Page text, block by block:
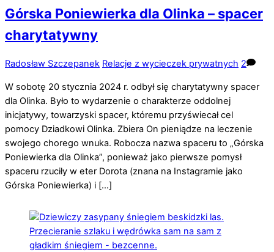
Górska Poniewierka dla Olinka – spacer
charytatywny
Radosław Szczepanek Relacje z wycieczek prywatnych 2
W sobotę 20 stycznia 2024 r. odbył się charytatywny spacer
dla Olinka. Było to wydarzenie o charakterze oddolnej
inicjatywy, towarzyski spacer, któremu przyświecał cel
pomocy Dziadkowi Olinka. Zbiera On pieniądze na leczenie
swojego chorego wnuka. Robocza nazwa spaceru to „Górska
Poniewierka dla Olinka”, ponieważ jako pierwsze pomysł
spaceru rzuciły w eter Dorota (znana na Instagramie jako
Górska Poniewierka) i […]